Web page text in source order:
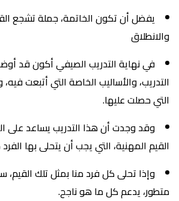
يفضل أن تكون الخاتمة، جملة تشجع
والانطلاق
في نهاية التدريب الصيفي أكون قد
التدريب، والأساليب الخاصة التي أتبعت
التي حصلت عليها.
وقد وجدت أن هذا التدريب يساعد على
القيم المهنية، التي يجب أن يتحلى بها الفرد
وإذا تحلى كل فرد منا بمثل تلك
متطور، يدعم كل ما هو ناجح.